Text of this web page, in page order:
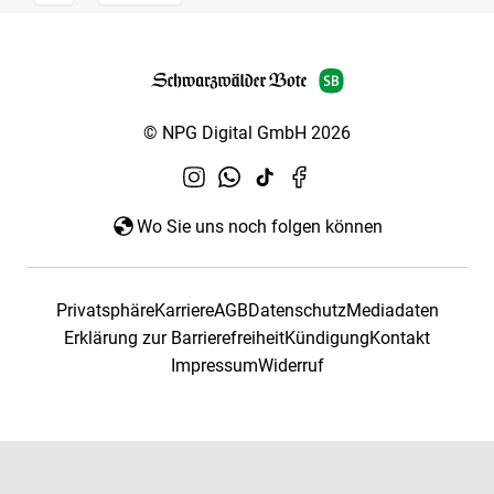
© NPG Digital GmbH 2026
Wo Sie uns noch folgen können
PrivatsphäreKarriereAGBDatenschutzMediadaten
Erklärung zur BarrierefreiheitKündigungKontakt
ImpressumWiderruf